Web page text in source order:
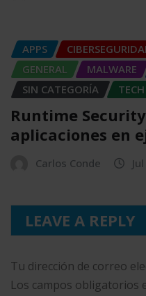
APPS
GENERAL
MALWARE
SIN CATEGORÍA
TECH
Runtime
aplicaciones en
Carlos Conde
LEAVE A REPLY
Tu dirección de correo
Los campos obligatorios